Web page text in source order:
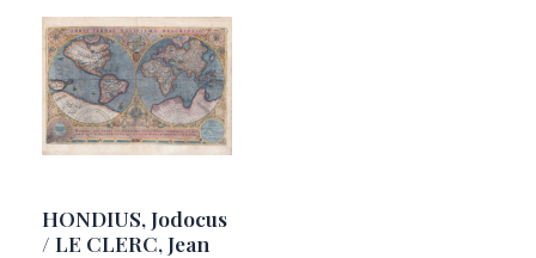
HONDIUS, Jodocus
/ LE CLERC, Jean